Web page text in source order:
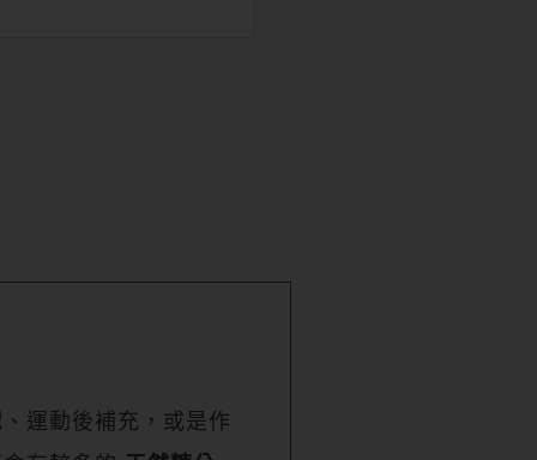
運動後補充，或是作